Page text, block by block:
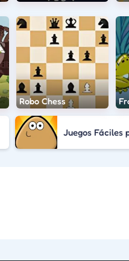
Robo Chess
Juegos Fáciles